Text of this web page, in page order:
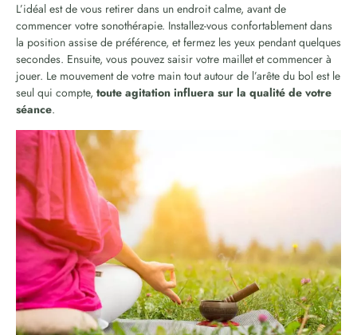
L’idéal est de vous retirer dans un endroit calme, avant de
commencer votre sonothérapie. Installez-vous confortablement dans
la position assise de préférence, et fermez les yeux pendant quelques
secondes. Ensuite, vous pouvez saisir votre maillet et commencer à
jouer. Le mouvement de votre main tout autour de l’arête du bol est le
seul qui compte, toute agitation influera sur la qualité de votre
séance.